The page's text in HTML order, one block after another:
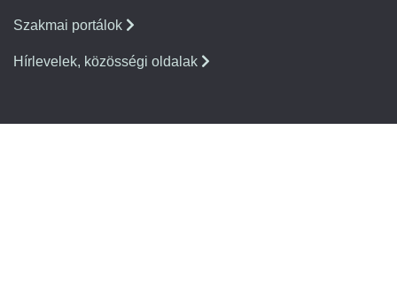
Szakmai portálok
Hírlevelek, közösségi oldalak